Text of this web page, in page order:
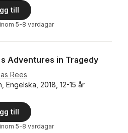
till
inom 5-8 vardagar
Adventures in Tragedy
Rees
Engelska, 2018, 12-15 år
till
inom 5-8 vardagar